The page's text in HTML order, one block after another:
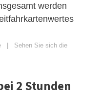
werden
| Sehen Sie sich die
2 Stunden